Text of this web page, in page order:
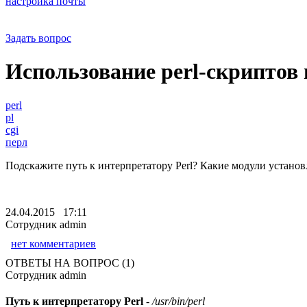
Задать вопрос
Использование perl-скриптов
perl
pl
cgi
перл
Подскажите путь к интерпретатору Perl? Какие модули
24.04.2015 17:11
Сотрудник admin
нет комментариев
ОТВЕТЫ НА ВОПРОС (1)
Сотрудник admin
Путь к интерпретатору Perl - /usr/bin/perl